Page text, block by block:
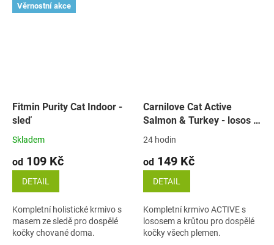
Věrnostní akce
Fitmin Purity Cat Indoor -
sleď
Skladem
od 109 Kč
DETAIL
Kompletní holistické krmivo s
masem ze sledě pro dospělé
kočky chované doma.
Carnilove Cat Active
Salmon & Turkey - losos a
krůta
24 hodin
od 149 Kč
DETAIL
Kompletní krmivo ACTIVE s
lososem a krůtou pro dospělé
kočky všech plemen.